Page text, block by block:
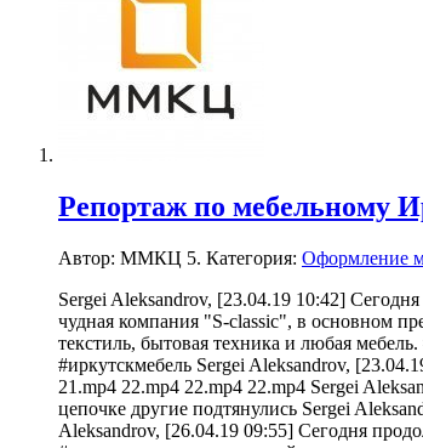
Репортаж по мебельному
Автор: ММКЦ 5. Категория: Оформление
Sergei Aleksandrov, [23.04.19 10:42]
чудная компания "S-classic", в основном
текстиль, бытовая техника и любая
#иркутскмебель Sergei Aleksandrov,
21.mp4 22.mp4 22.mp4 22.mp4 Sergei
цепочке другие подтянулись Sergei
Aleksandrov, [26.04.19 09:55] Сегодня